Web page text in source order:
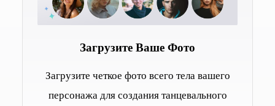
Загрузите Ваше Фото
Загрузите четкое фото всего тела вашего
персонажа для создания танцевального